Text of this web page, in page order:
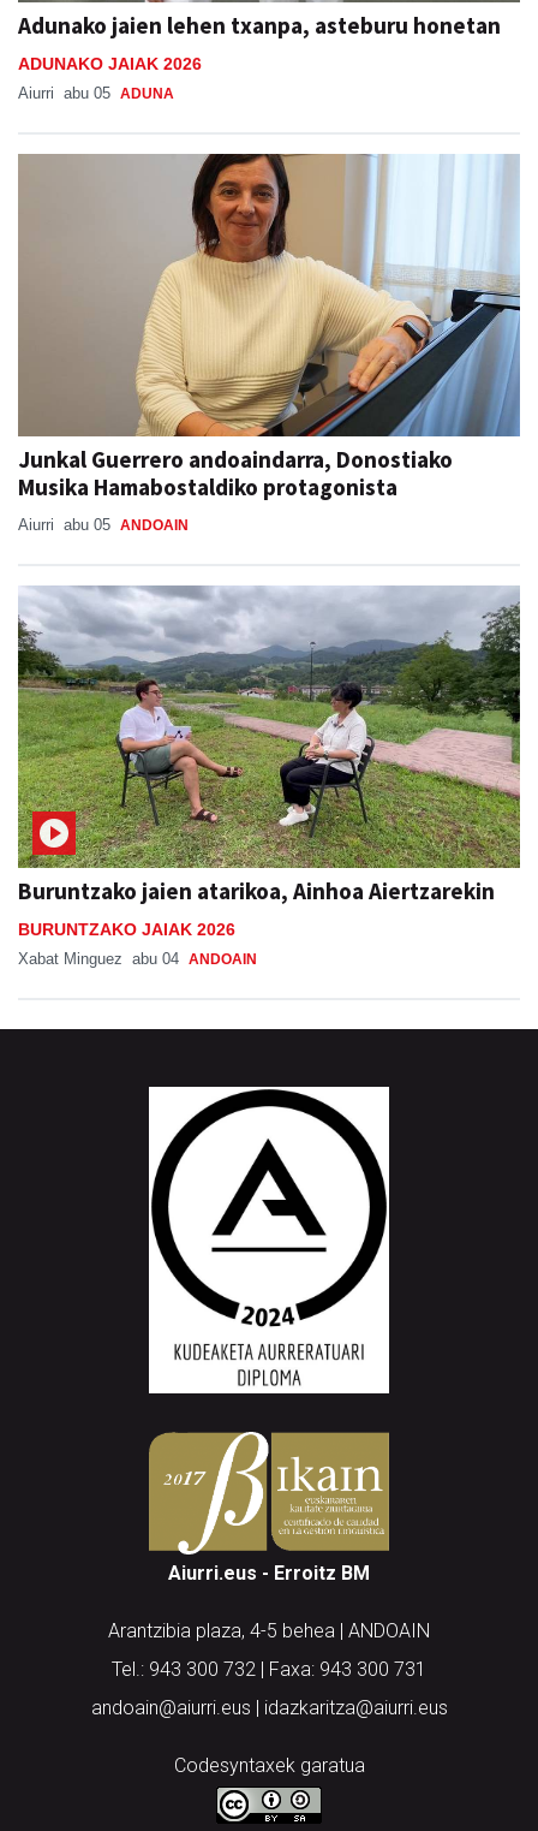
Adunako jaien lehen txanpa, asteburu honetan
ADUNAKO JAIAK 2026
Aiurri abu 05 ADUNA
Junkal Guerrero andoaindarra, Donostiako
Musika Hamabostaldiko protagonista
Aiurri abu 05 ANDOAIN
Buruntzako jaien atarikoa, Ainhoa Aiertzarekin
BURUNTZAKO JAIAK 2026
Xabat Minguez abu 04 ANDOAIN
Aiurri.eus - Erroitz BM
Arantzibia plaza, 4-5 behea | ANDOAIN
Tel.: 943 300 732 | Faxa: 943 300 731
andoain@aiurri.eus | idazkaritza@aiurri.eus
Codesyntaxek garatua